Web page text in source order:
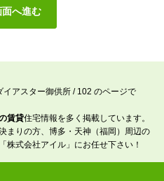
アスター御供所 / 102 のページで
賃貸住宅情報を多く掲載しています。
まりの方、博多・天神（福岡）周辺の
株式会社アイル」にお任せ下さい！